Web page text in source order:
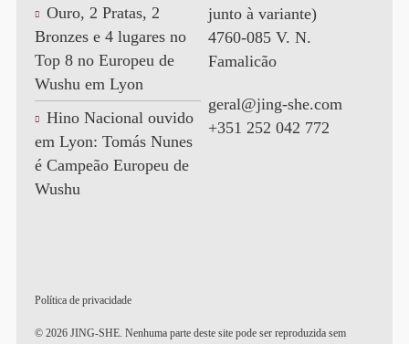
Ouro, 2 Pratas, 2
Bronzes e 4 lugares no
Top 8 no Europeu de
Wushu em Lyon
Hino Nacional ouvido
em Lyon: Tomás Nunes
é Campeão Europeu de
Wushu
junto à variante)
4760-085 V. N.
Famalicão
geral@jing-she.com
+351 252 042 772
Política de privacidade
© 2026 JING-SHE. Nenhuma parte deste site pode ser reproduzida sem